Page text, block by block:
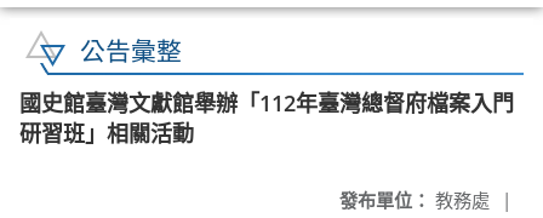
公告彙整
國史館臺灣文獻館舉辦「112年臺灣總督府檔案入門
研習班」相關活動
發布單位： 教務處 |